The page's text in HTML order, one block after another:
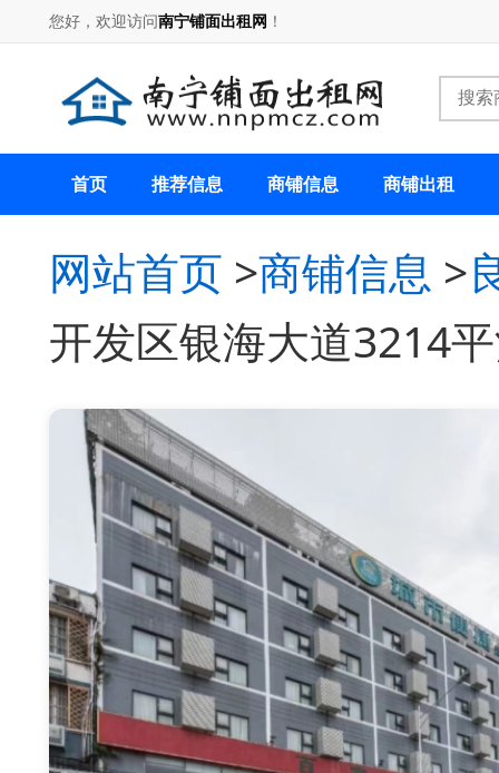
您好，欢迎访问南宁铺面出租网 ！
首页 推荐信息 商铺信息 商铺出租
网站首页 >商铺信息 >
开发区银海大道3214